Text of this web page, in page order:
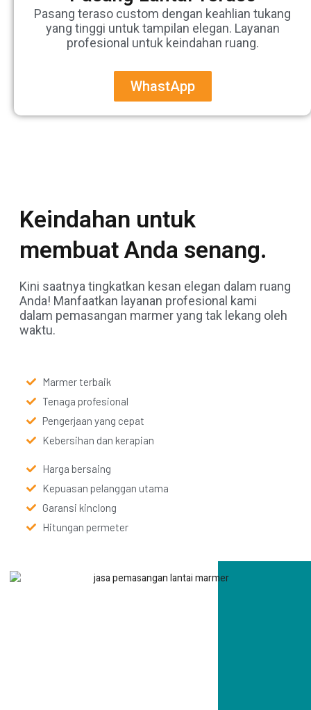
Pasang teraso custom dengan keahlian tukang
yang tinggi untuk tampilan elegan. Layanan
profesional untuk keindahan ruang.
WhastApp
Keindahan untuk
membuat Anda senang.
Kini saatnya tingkatkan kesan elegan dalam ruang
Anda! Manfaatkan layanan profesional kami
dalam pemasangan marmer yang tak lekang oleh
waktu.
Marmer terbaik
Tenaga profesional
Pengerjaan yang cepat
Kebersihan dan kerapian
Harga bersaing
Kepuasan pelanggan utama
Garansi kinclong
Hitungan permeter